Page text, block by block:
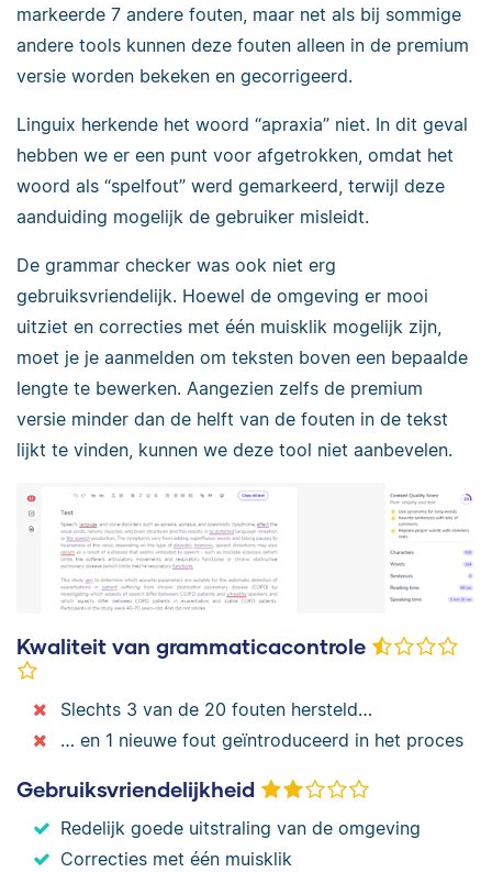
markeerde 7 andere fouten, maar net als bij sommige
andere tools kunnen deze fouten alleen in de premium
versie worden bekeken en gecorrigeerd.
Linguix herkende het woord “apraxia” niet. In dit geval
hebben we er een punt voor afgetrokken, omdat het
woord als “spelfout” werd gemarkeerd, terwijl deze
aanduiding mogelijk de gebruiker misleidt.
De grammar checker was ook niet erg
gebruiksvriendelijk. Hoewel de omgeving er mooi
uitziet en correcties met één muisklik mogelijk zijn,
moet je je aanmelden om teksten boven een bepaalde
lengte te bewerken. Aangezien zelfs de premium
versie minder dan de helft van de fouten in de tekst
lijkt te vinden, kunnen we deze tool niet aanbevelen.
Kwaliteit van grammaticacontrole
Slechts 3 van de 20 fouten hersteld…
… en 1 nieuwe fout geïntroduceerd in het proces
Gebruiksvriendelijkheid
Redelijk goede uitstraling van de omgeving
Correcties met één muisklik